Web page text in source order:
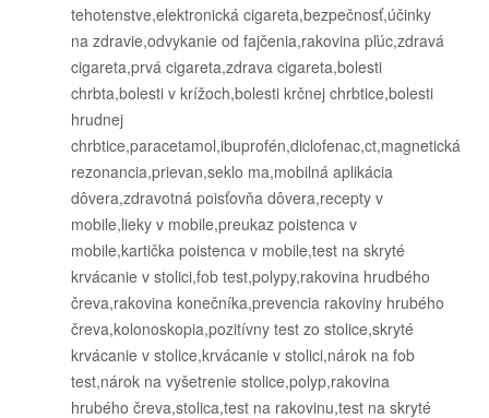
tehotenstve,elektronická cigareta,bezpečnosť,účinky
na zdravie,odvykanie od fajčenia,rakovina pľúc,zdravá
cigareta,prvá cigareta,zdrava cigareta,bolesti
chrbta,bolesti v krížoch,bolesti krčnej chrbtice,bolesti
hrudnej
chrbtice,paracetamol,ibuprofén,diclofenac,ct,magnetická
rezonancia,prievan,seklo ma,mobilná aplikácia
dôvera,zdravotná poisťovňa dôvera,recepty v
mobile,lieky v mobile,preukaz poistenca v
mobile,kartička poistenca v mobile,test na skryté
krvácanie v stolici,fob test,polypy,rakovina hrudbého
čreva,rakovina konečníka,prevencia rakoviny hrubého
čreva,kolonoskopia,pozitívny test zo stolice,skryté
krvácanie v stolice,krvácanie v stolici,nárok na fob
test,nárok na vyšetrenie stolice,polyp,rakovina
hrubého čreva,stolica,test na rakovinu,test na skryté